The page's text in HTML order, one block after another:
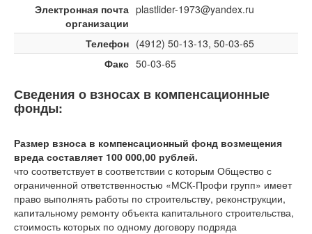
Электронная почта
организации
plastlider-1973@yandex.ru
Телефон (4912) 50-13-13, 50-03-65
Факс 50-03-65
Сведения о взносах в компенсационные
фонды:
Размер взноса в компенсационный фонд возмещения
вреда составляет 100 000,00 рублей.
что соответствует в соответствии с которым Общество с
ограниченной ответственностью «МСК-Профи групп» имеет
право выполнять работы по строительству, реконструкции,
капитальному ремонту объекта капитального строительства,
стоимость которых по одному договору подряда